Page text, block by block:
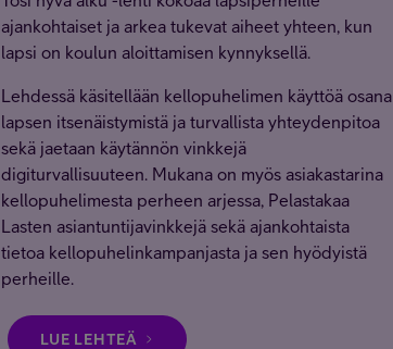
ajankohtaiset ja arkea tukevat aiheet yhteen, kun
lapsi on koulun aloittamisen kynnyksellä.
Lehdessä käsitellään kellopuhelimen käyttöä osana
lapsen itsenäistymistä ja turvallista yhteydenpitoa
sekä jaetaan käytännön vinkkejä
digiturvallisuuteen. Mukana on myös asiakastarina
kellopuhelimesta perheen arjessa, Pelastakaa
Lasten asiantuntijavinkkejä sekä ajankohtaista
tietoa kellopuhelinkampanjasta ja sen hyödyistä
perheille.
LUE LEHTEÄ